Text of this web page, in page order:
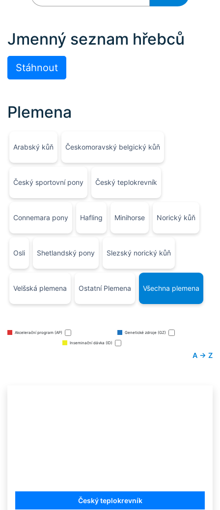
Jmenný seznam hřebců
Stáhnout
Plemena
Arabský kůň Českomoravský belgický kůň
Český sportovní pony Český teplokrevník
Connemara pony Hafling Minihorse Norický kůň
Osli Shetlandský pony Slezský norický kůň
Velšská plemena Ostatní Plemena Všechna plemena
Akcelerační program (AP) Genetické zdroje (GZ)
Inseminační dávka (ID)
A → Z
Český teplokrevník